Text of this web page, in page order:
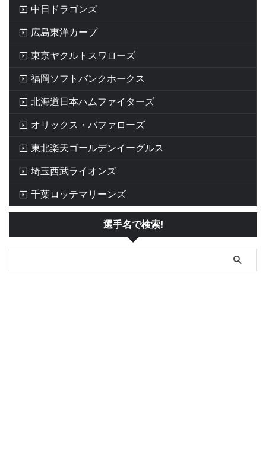
中日ドラゴンズ
広島東洋カープ
東京ヤクルトスワローズ
福岡ソフトバンクホークス
北海道日本ハムファイターズ
オリックス・バファローズ
東北楽天ゴールデンイーグルス
埼玉西武ライオンズ
千葉ロッテマリーンズ
選手名で検索!